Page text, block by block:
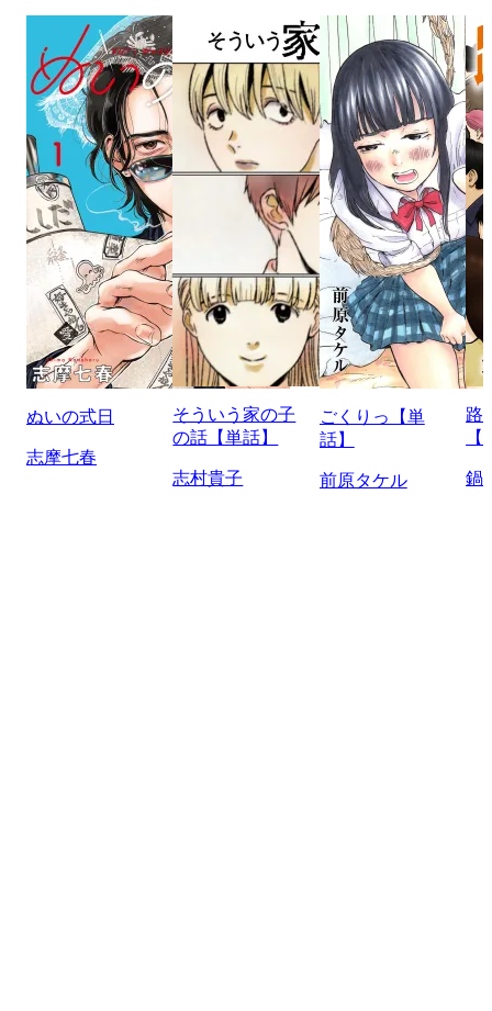
ぬいの式日
志摩七春
そういう家の子
の話【単話】
志村貴子
ごくりっ【単
話】
前原タケル
路
鍋